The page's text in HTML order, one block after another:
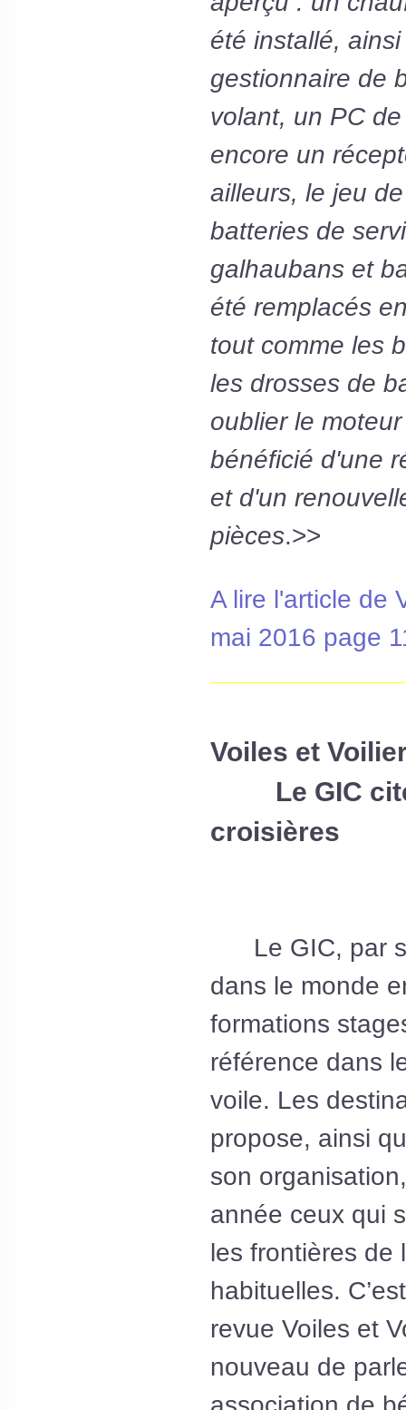
été installé,
gestionnaire de
volant, un PC
encore un
ailleurs, le jeu
batteries de
galhaubans et
été remplacés
tout comme les
les drosses de
oublier le
bénéficié d'une
et d'un
pièces.>>
A lire l'article de
mai 2016 page
Voiles et
Le GIC cité
croisières
Le GIC, par
dans le monde
formations
référence dans
voile. Les
propose, ainsi
son
année ceux qui
les frontières de
habituelles.
revue Voiles et
nouveau de